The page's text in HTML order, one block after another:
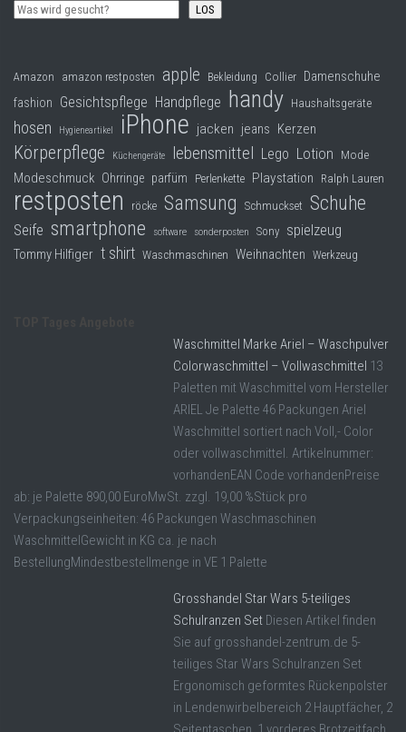
LOS
Amazon amazon restposten apple Bekleidung Collier Damenschuhe
fashion Gesichtspflege Handpflege handy Haushaltsgeräte
hosen Hygieneartikel iPhone jacken jeans Kerzen
Körperpflege Küchengeräte lebensmittel Lego Lotion Mode
Modeschmuck Ohrringe parfüm Perlenkette Playstation Ralph Lauren
restposten röcke Samsung Schmuckset Schuhe
Seife smartphone software sonderposten Sony spielzeug
Tommy Hilfiger t shirt Waschmaschinen Weihnachten Werkzeug
Waschmittel Marke Ariel – Waschpulver
Colorwaschmittel – Vollwaschmittel 13
Paletten mit Waschmittel vom Hersteller
ARIEL Je Palette 46 Packungen Ariel
Waschmittel sortiert nach Voll,- Color
oder vollwaschmittel. Artikelnummer:
vorhandenEAN Code vorhandenPreise
ab: je Palette 890,00 EuroMwSt. zzgl. 19,00 %Stück pro
Verpackungseinheiten: 46 Packungen Waschmaschinen
WaschmittelGewicht in KG ca. je nach
BestellungMindestbestellmenge in VE 1 Palette
Grosshandel Star Wars 5-teiliges
Schulranzen Set Diesen Artikel finden
Sie auf grosshandel-zentrum.de 5-
teiliges Star Wars Schulranzen Set
Ergonomisch geformtes Rückenpolster
in Lendenwirbelbereich 2 Hauptfächer, 2